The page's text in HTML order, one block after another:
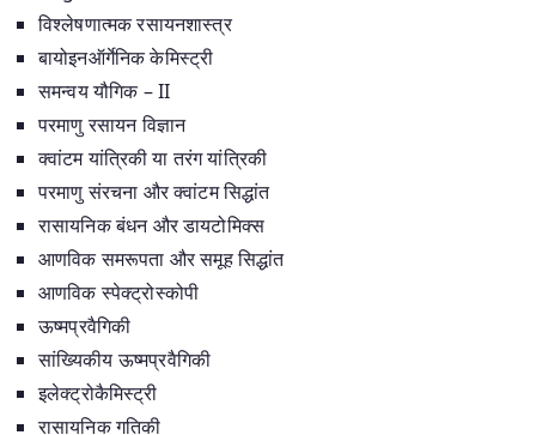
विश्लेषणात्मक रसायनशास्त्र
बायोइनऑर्गेनिक केमिस्ट्री
समन्वय यौगिक – II
परमाणु रसायन विज्ञान
क्वांटम यांत्रिकी या तरंग यांत्रिकी
परमाणु संरचना और क्वांटम सिद्धांत
रासायनिक बंधन और डायटोमिक्स
आणविक समरूपता और समूह सिद्धांत
आणविक स्पेक्ट्रोस्कोपी
ऊष्मप्रवैगिकी
सांख्यिकीय ऊष्मप्रवैगिकी
इलेक्ट्रोकैमिस्ट्री
रासायनिक गतिकी